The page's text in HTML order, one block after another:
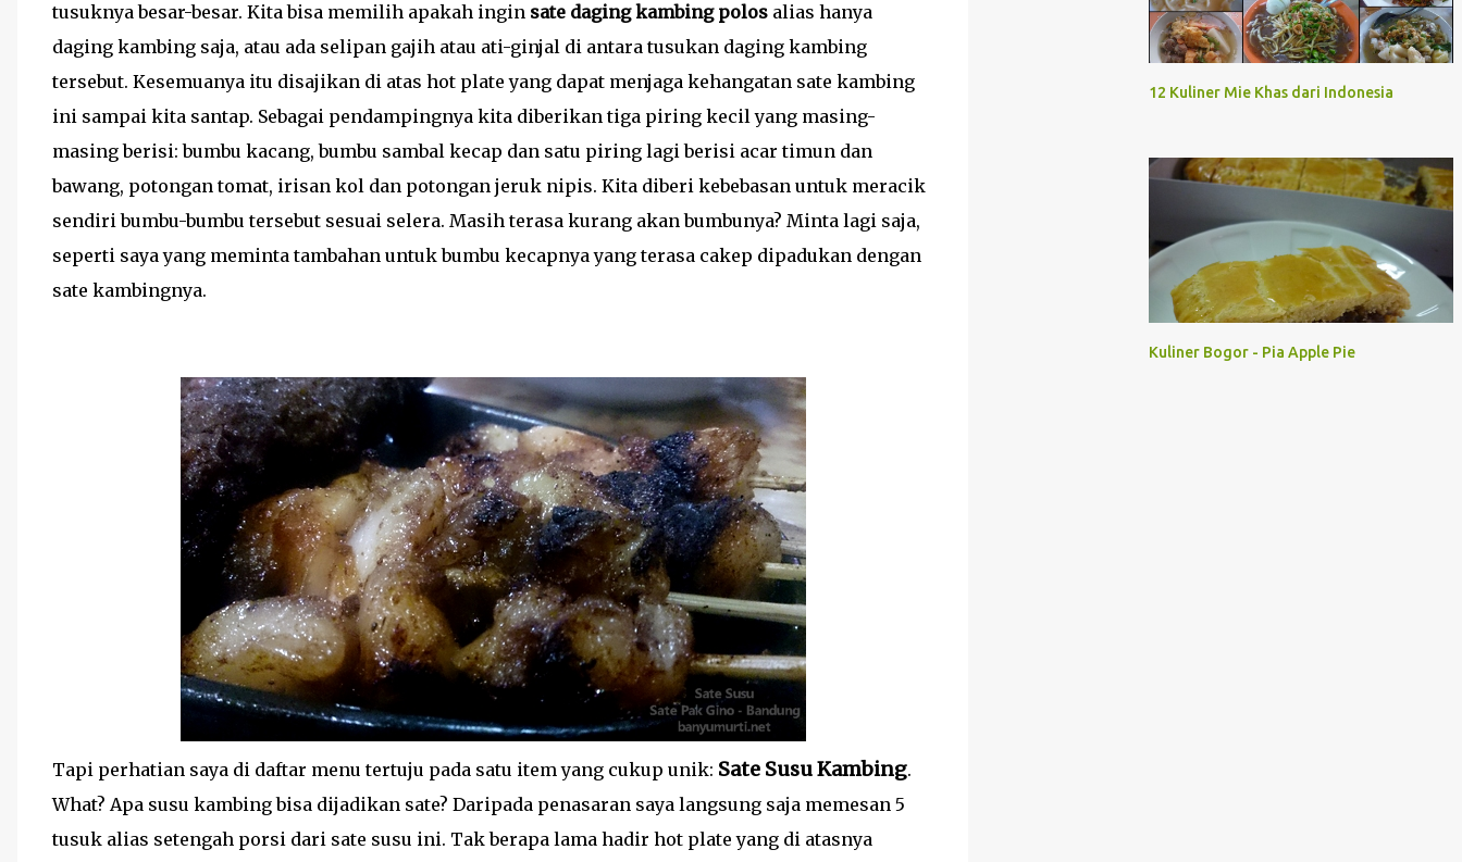
tusuknya besar-besar. Kita bisa memilih apakah ingin sate daging kambing polos alias hanya
daging kambing saja, atau ada selipan gajih atau ati-ginjal di antara tusukan daging kambing
tersebut. Kesemuanya itu disajikan di atas hot plate yang dapat menjaga kehangatan sate kambing
ini sampai kita santap. Sebagai pendampingnya kita diberikan tiga piring kecil yang masing-
masing berisi: bumbu kacang, bumbu sambal kecap dan satu piring lagi berisi acar timun dan
bawang, potongan tomat, irisan kol dan potongan jeruk nipis. Kita diberi kebebasan untuk meracik
sendiri bumbu-bumbu tersebut sesuai selera. Masih terasa kurang akan bumbunya? Minta lagi saja,
seperti saya yang meminta tambahan untuk bumbu kecapnya yang terasa cakep dipadukan dengan
sate kambingnya.
Tapi perhatian saya di daftar menu tertuju pada satu item yang cukup unik: Sate Susu Kambing.
What? Apa susu kambing bisa dijadikan sate? Daripada penasaran saya langsung saja memesan 5
tusuk alias setengah porsi dari sate susu ini. Tak berapa lama hadir hot plate yang di atasnya
12 Kuliner Mie Khas dari Indonesia
Kuliner Bogor - Pia Apple Pie